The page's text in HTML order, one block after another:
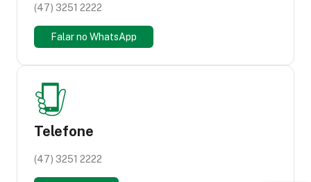
(47) 3251 2222
Falar no WhatsApp
Telefone
(47) 3251 2222